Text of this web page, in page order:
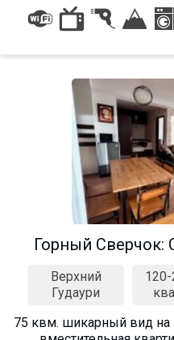
Горный Сверчок:
Верхний
Гудаури
120-
75 квм. шикарный вид на